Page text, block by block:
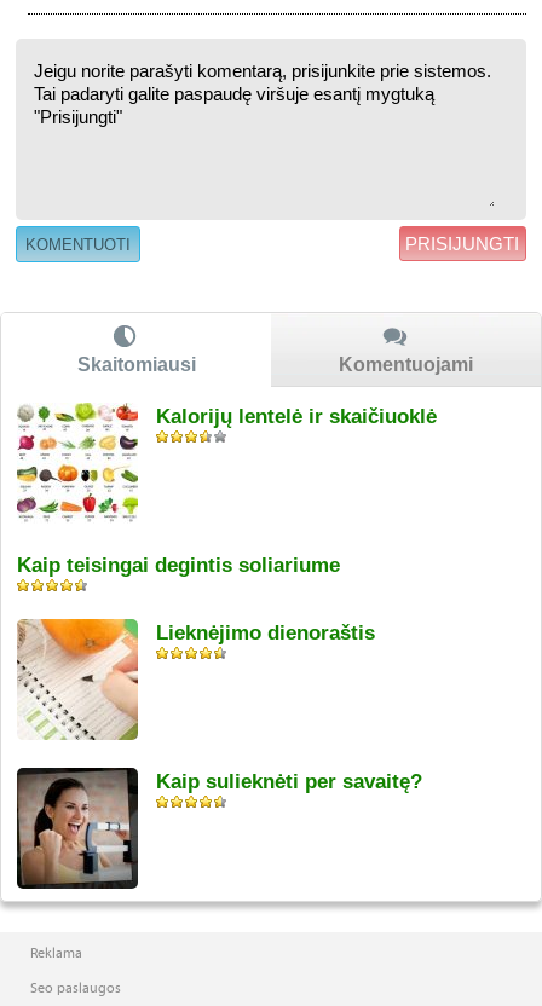
PRISIJUNGTI
Skaitomiausi Komentuojami
Kalorijų lentelė ir skaičiuoklė
Kaip teisingai degintis soliariume
Lieknėjimo dienoraštis
Kaip sulieknėti per savaitę?
Reklama
Seo paslaugos